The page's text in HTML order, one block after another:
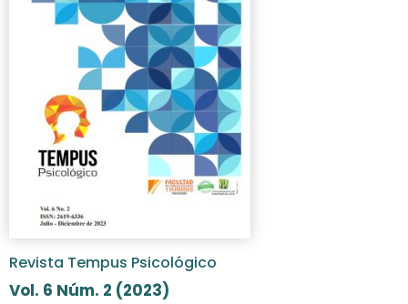
Revista Tempus Psicológico
Vol. 6 Núm. 2 (2023)